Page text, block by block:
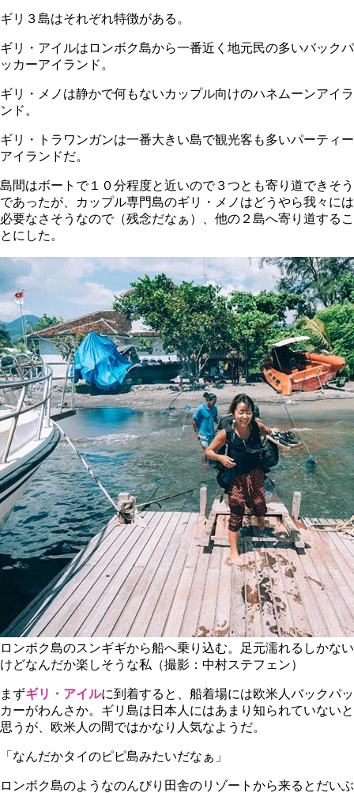
ギリ３島はそれぞれ特徴がある。
ギリ・アイルはロンボク島から一番近く地元民の多いバックパ
ッカーアイランド。
ギリ・メノは静かで何もないカップル向けのハネムーンアイラ
ンド。
ギリ・トラワンガンは一番大きい島で観光客も多いパーティー
アイランドだ。
島間はボートで１０分程度と近いので３つとも寄り道できそう
であったが、カップル専門島のギリ・メノはどうやら我々には
必要なさそうなので（残念だなぁ）、他の２島へ寄り道するこ
とにした。
ロンボク島のスンギギから船へ乗り込む。足元濡れるしかない
けどなんだか楽しそうな私（撮影：中村ステフェン）
まずギリ・アイルに到着すると、船着場には欧米人バックパッ
カーがわんさか。ギリ島は日本人にはあまり知られていないと
思うが、欧米人の間ではかなり人気なようだ。
「なんだかタイのピピ島みたいだなぁ」
ロンボク島のようなのんびり田舎のリゾートから来るとだいぶ